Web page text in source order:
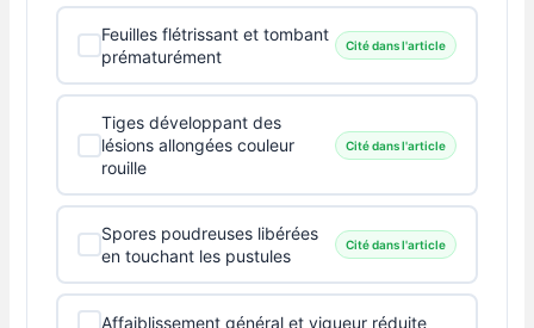
Feuilles flétrissant et tombant
prématurément
Cité dans l'article
Tiges développant des
lésions allongées couleur
rouille
Cité dans l'article
Spores poudreuses libérées
en touchant les pustules
Cité dans l'article
Affaiblissement général et vigueur réduite